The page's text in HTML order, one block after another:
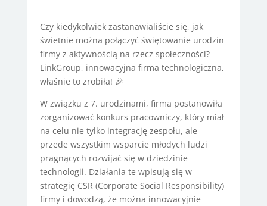
Czy kiedykolwiek zastanawialiście się, jak
świetnie można połączyć świętowanie urodzin
firmy z aktywnością na rzecz społeczności?
LinkGroup, innowacyjna firma technologiczna,
właśnie to zrobiła! 🎉
W związku z 7. urodzinami, firma postanowiła
zorganizować konkurs pracowniczy, który miał
na celu nie tylko integrację zespołu, ale
przede wszystkim wsparcie młodych ludzi
pragnących rozwijać się w dziedzinie
technologii. Działania te wpisują się w
strategię CSR (Corporate Social Responsibility)
firmy i dowodzą, że można innowacyjnie